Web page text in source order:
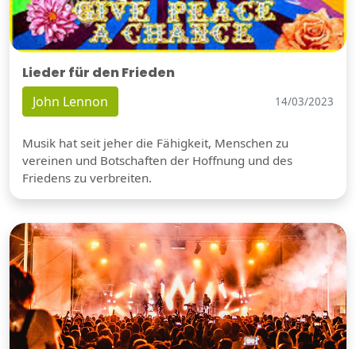
Lieder für den Frieden
John Lennon 14/03/2023
Musik hat seit jeher die Fähigkeit, Menschen zu
vereinen und Botschaften der Hoffnung und des
Friedens zu verbreiten.